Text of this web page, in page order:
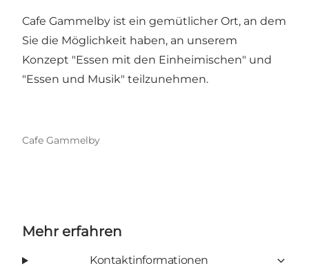
Cafe Gammelby ist ein gemütlicher Ort, an dem
Sie die Möglichkeit haben, an unserem
Konzept "Essen mit den Einheimischen" und
"Essen und Musik" teilzunehmen.
Cafe Gammelby
Mehr erfahren
Kontaktinformationen